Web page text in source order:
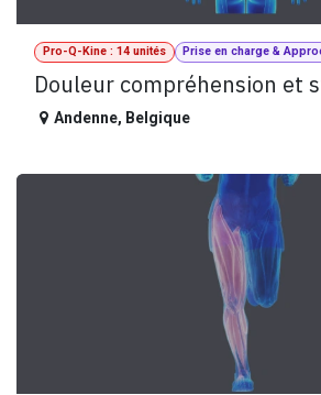
Pro-Q-Kine : 14 unités Prise en charge &
Douleur compréhension et
Andenne, Belgique